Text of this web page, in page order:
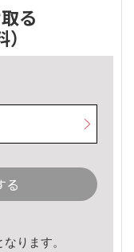
る
る
ります。